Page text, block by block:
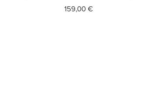
Prezzo
159,00 €